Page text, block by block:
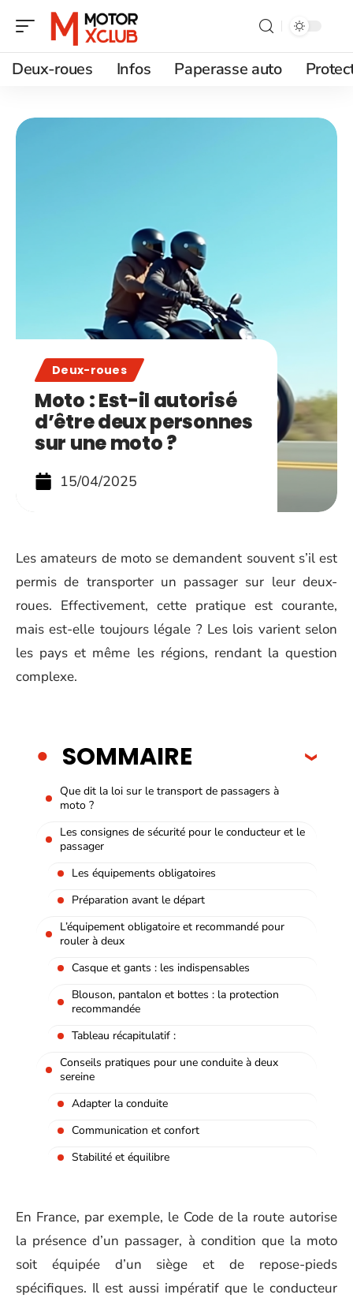
Deux-roues Infos Paperasse auto
Deux-roues
Moto : Est-il autorisé
d’être deux personnes
sur une moto ?
15/04/2025
Les amateurs de moto se demandent souvent s’il est
permis de transporter un passager sur leur deux-
roues. Effectivement, cette pratique est courante,
mais est-elle toujours légale ? Les lois varient selon
les pays et même les régions, rendant la question
complexe.
SOMMAIRE
Que dit la loi sur le transport de passagers à
moto ?
Les consignes de sécurité pour le conducteur et le
passager
Les équipements obligatoires
Préparation avant le départ
L’équipement obligatoire et recommandé pour
rouler à deux
Casque et gants : les indispensables
Blouson, pantalon et bottes : la protection
recommandée
Tableau récapitulatif :
Conseils pratiques pour une conduite à deux
sereine
Adapter la conduite
Communication et confort
Stabilité et équilibre
En France, par exemple, le Code de la route autorise
la présence d’un passager, à condition que la moto
soit équipée d’un siège et de repose-pieds
spécifiques. Il est aussi impératif que le conducteur